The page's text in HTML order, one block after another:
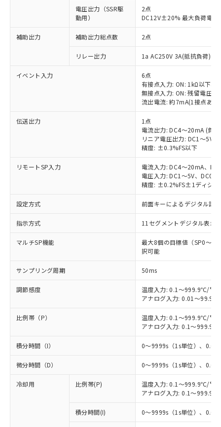
電圧出力（SSR駆
動用）
2点
DC12V±20% 最大負荷電流
補助出力 補助出力総点数 2点
リレー出力 1a AC250V 3A(抵抗負荷)
イベント入力
6点
有接点入力: ON: 1kΩ以下、
無接点入力: ON: 残留電圧
流出電流: 約7mA(1接点あた
伝送出力
1点
電流出力: DC4～20mA (負
リニア電圧出力: DC1～5V
精度: ±0.3%FS以下
リモートSP入力
電流入力: DC4～20mA、
電圧入力: DC1～5V、DC0
精度: ±0.2%FS±1ディジッ
設定方式 前面キーによるデジタル設定
指示方式 11セグメントデジタル表示
マルチSP機能
最大8個の目標値（SP0～
択可能
サンプリング周期 50ms
調節感度
温度入力: 0.1～999.9℃/°F
アナログ入力: 0.01～
比例帯（P）
温度入力: 0.1～999.9℃/°F
アナログ入力: 0.1～
積分時間（I） 0～9999s（1s単位）、0.0
微分時間（D） 0～9999s（1s単位）、0.0
冷却用 比例帯(P)
温度入力: 0.1～999.9℃/°F
アナログ入力: 0.1～
積分時間(I) 0～9999s（1s単位）、0.0